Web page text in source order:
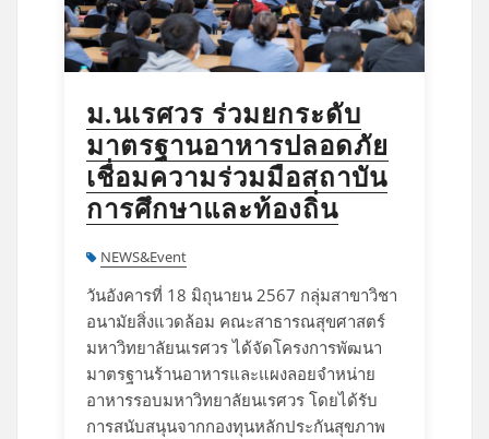
ม.นเรศวร ร่วมยกระดับ
มาตรฐานอาหารปลอดภัย
เชื่อมความร่วมมือสถาบัน
การศึกษาและท้องถิ่น
NEWS&Event
วันอังคารที่ 18 มิถุนายน 2567 กลุ่มสาขาวิชา
อนามัยสิ่งแวดล้อม คณะสาธารณสุขศาสตร์
มหาวิทยาลัยนเรศวร ได้จัดโครงการพัฒนา
มาตรฐานร้านอาหารและแผงลอยจำหน่าย
อาหารรอบมหาวิทยาลัยนเรศวร โดยได้รับ
การสนับสนุนจากกองทุนหลักประกันสุขภาพ